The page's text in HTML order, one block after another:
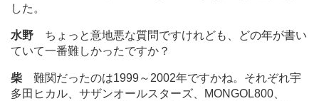
した。
水野 ちょっと意地悪な質問ですけれども、どの年が書い
ていて一番難しかったですか？
柴 難関だったのは1999～2002年ですかね。それぞれ宇
多田ヒカル、サザンオールスターズ、MONGOL800、